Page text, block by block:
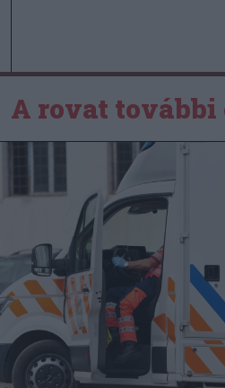
A rovat